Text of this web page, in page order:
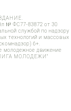
№ ФС77-83872 от 30
службой по надзору
технологий и массовых
6+.
молодежное движение
МОЛОДЕЖИ"